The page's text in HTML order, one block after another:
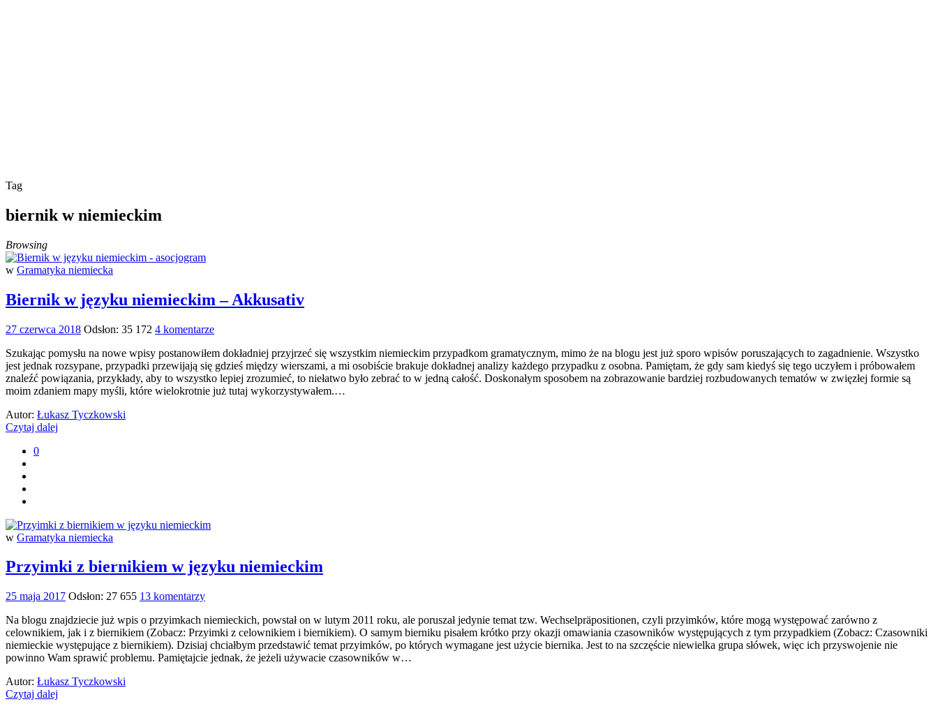
Tag
biernik w niemieckim
Browsing
w Gramatyka niemiecka
Biernik w języku niemieckim – Akkusativ
27 czerwca 2018 Odsłon: 35 172 4 komentarze
Szukając pomysłu na nowe wpisy postanowiłem dokładniej przyjrzeć się wszystkim niemieckim przypadkom gramatycznym, mimo że na blogu jest już sporo wpisów poruszających to zagadnienie. Wszystko
jest jednak rozsypane, przypadki przewijają się gdzieś między wierszami, a mi osobiście brakuje dokładnej analizy każdego przypadku z osobna. Pamiętam, że gdy sam kiedyś się tego uczyłem i próbowałem
znaleźć powiązania, przykłady, aby to wszystko lepiej zrozumieć, to niełatwo było zebrać to w jedną całość. Doskonałym sposobem na zobrazowanie bardziej rozbudowanych tematów w zwięzłej formie są
moim zdaniem mapy myśli, które wielokrotnie już tutaj wykorzystywałem.…
Autor: Łukasz Tyczkowski
Czytaj dalej
0
w Gramatyka niemiecka
Przyimki z biernikiem w języku niemieckim
25 maja 2017 Odsłon: 27 655 13 komentarzy
Na blogu znajdziecie już wpis o przyimkach niemieckich, powstał on w lutym 2011 roku, ale poruszał jedynie temat tzw. Wechselpräpositionen, czyli przyimków, które mogą występować zarówno z
celownikiem, jak i z biernikiem (Zobacz: Przyimki z celownikiem i biernikiem). O samym bierniku pisałem krótko przy okazji omawiania czasowników występujących z tym przypadkiem (Zobacz: Czasowniki
niemieckie występujące z biernikiem). Dzisiaj chciałbym przedstawić temat przyimków, po których wymagane jest użycie biernika. Jest to na szczęście niewielka grupa słówek, więc ich przyswojenie nie
powinno Wam sprawić problemu. Pamiętajcie jednak, że jeżeli używacie czasowników w…
Autor: Łukasz Tyczkowski
Czytaj dalej